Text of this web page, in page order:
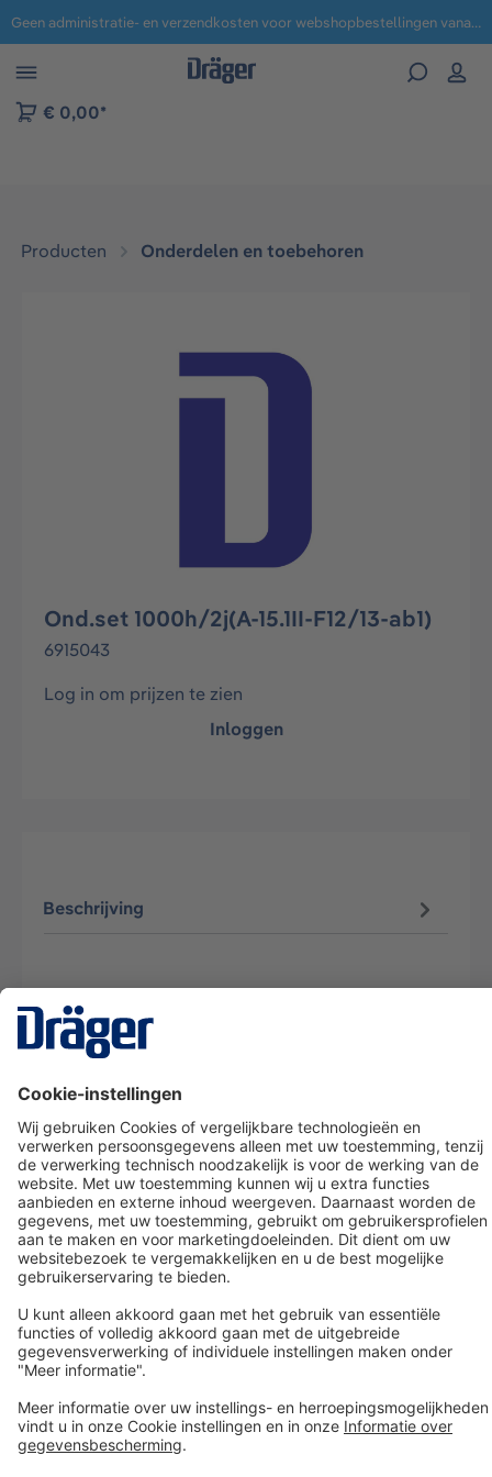
naar navigatie B2B-platform Geen administratie- en verzendkosten voor webshopbestellingen vanaf € 100,-.
€ 0,00*
Producten Onderdelen en toebehoren
Afbeeldingengalerij overslaan
Ond.set 1000h/2j(A-15.1II-F12/13-ab1)
6915043
Log in om prijzen te zien
Inloggen
Beschrijving
Dräger klantenservice
Over Dräger
Bestellen in onze webshop
Community